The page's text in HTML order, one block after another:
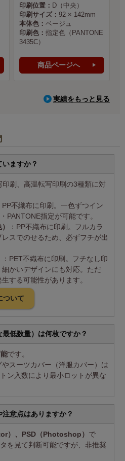
印刷位置： D（中央）
印刷サイズ： 92 × 142mm
本体色： ベージュ
印刷色： 指定色（PANTONE
3435C）
商品ページへ
実績をもっと見る
ますか？
印刷、高温転写印刷の3種類に対
PP不織布に印刷。一色ずつイン
PANTONE指定が可能です。
：PP不織布に印刷。フルカラ
スでのせるため、必ずフチが出
：PET不織布に印刷。フチなし印
かいデザインにも対応。ただ
する可能性があります。
ついて
低数量）は何枚ですか？
です。
スーツカバー（洋服カバー）は
ン入数により最小ロットが異な
意点はありますか？
）、PSD（Photoshop） で
を見て判断可能ですが、非推奨